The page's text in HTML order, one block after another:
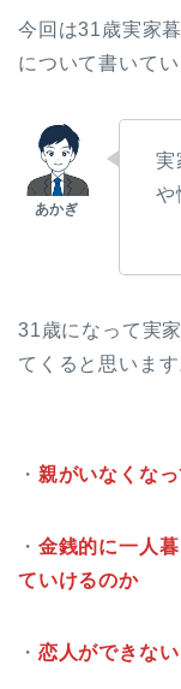
今回は31歳実家
について書いてい
実
や
31歳になって実
てくると思います
・ 親がいなくな
・ 金銭的に一人
ていけるのか
・ 恋人ができない